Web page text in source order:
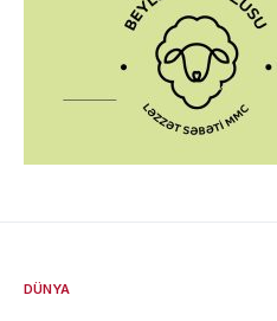
DÜNYA